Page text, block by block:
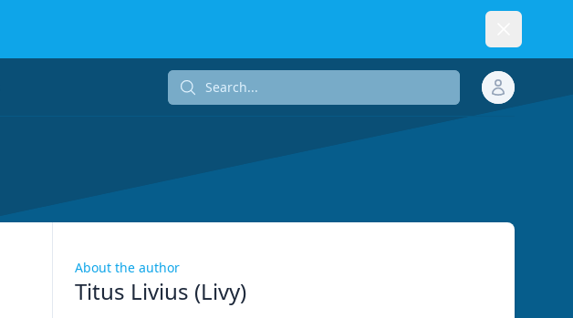
Search...
About the author
Titus Livius (Livy)